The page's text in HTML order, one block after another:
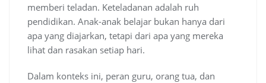
memberi teladan. Keteladanan adalah ruh
pendidikan. Anak-anak belajar bukan hanya dari
apa yang diajarkan, tetapi dari apa yang mereka
lihat dan rasakan setiap hari.
Dalam konteks ini, peran guru, orang tua, dan